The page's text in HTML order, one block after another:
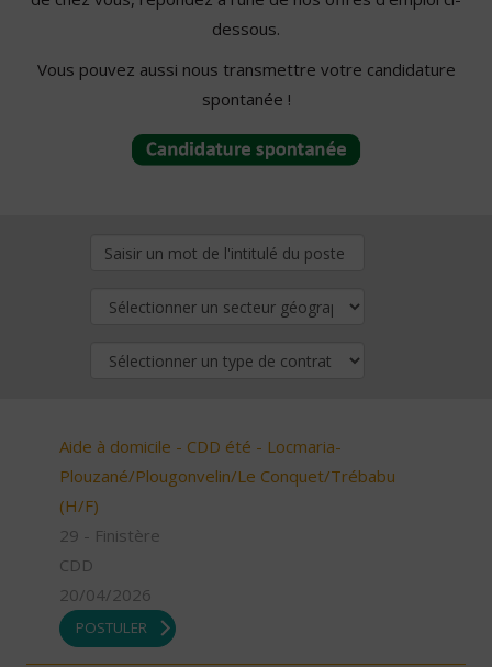
dessous.
Vous pouvez aussi nous transmettre votre candidature
spontanée !
Aide à domicile - CDD été - Locmaria-
Plouzané/Plougonvelin/Le Conquet/Trébabu
(H/F)
29 - Finistère
CDD
20/04/2026
POSTULER